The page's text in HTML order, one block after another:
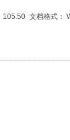
105.50 文档格式：